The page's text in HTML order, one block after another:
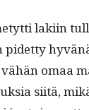
laki­in
pidet­ty
omaa
siitä,